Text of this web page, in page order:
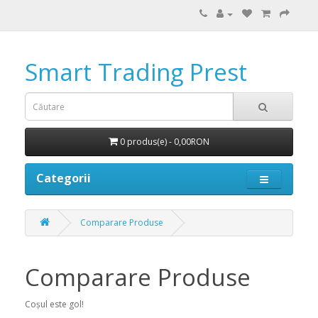
Smart Trading Prest
0 produs(e) - 0,00RON
Categorii
Comparare Produse
Comparare Produse
Coșul este gol!